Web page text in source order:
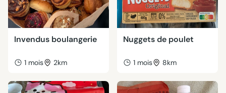
Invendus boulangerie
1 mois 2km
Nuggets de poulet
1 mois 8km